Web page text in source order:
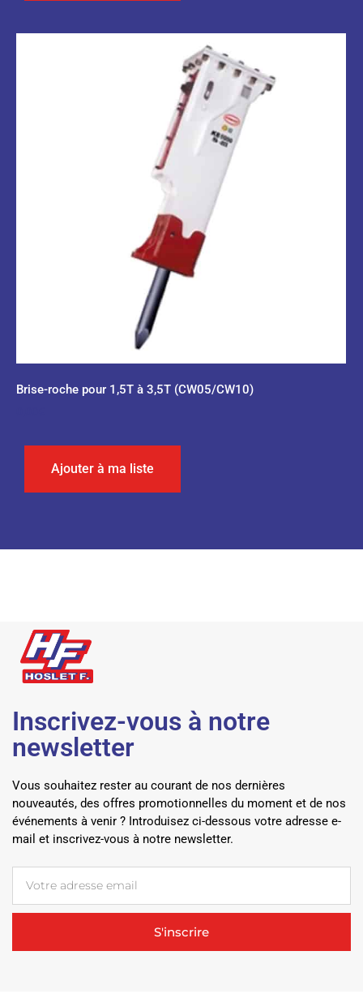
Brise-roche pour 1,5T à 3,5T (CW05/CW10)
Ajouter à ma liste
Inscrivez-vous à notre
newsletter
Vous souhaitez rester au courant de nos dernières
nouveautés, des offres promotionnelles du moment et de nos
événements à venir ? Introduisez ci-dessous votre adresse e-
mail et inscrivez-vous à notre newsletter.
S'inscrire